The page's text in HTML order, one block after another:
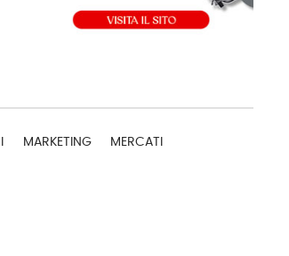
MARKETING MERCATI